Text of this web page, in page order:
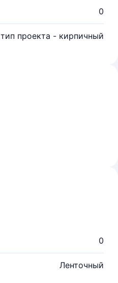
0
тип проекта - кирпичный
0
Ленточный